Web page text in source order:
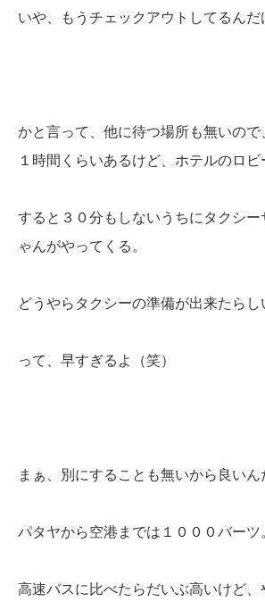
いや、もうチェックアウトしてるん
かと言って、他に待つ場所も無いの
１時間くらいあるけど、ホテルのロビ
すると３０分もしないうちにタクシー
ゃんがやってくる。
どうやらタクシーの準備が出来たらし
って、早すぎるよ（笑）
まぁ、別にすることも無いから良いん
パタヤから空港までは１０００バーツ
高速バスに比べたらだいぶ高いけど、